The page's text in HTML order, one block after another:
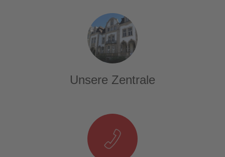
Unsere Zentrale